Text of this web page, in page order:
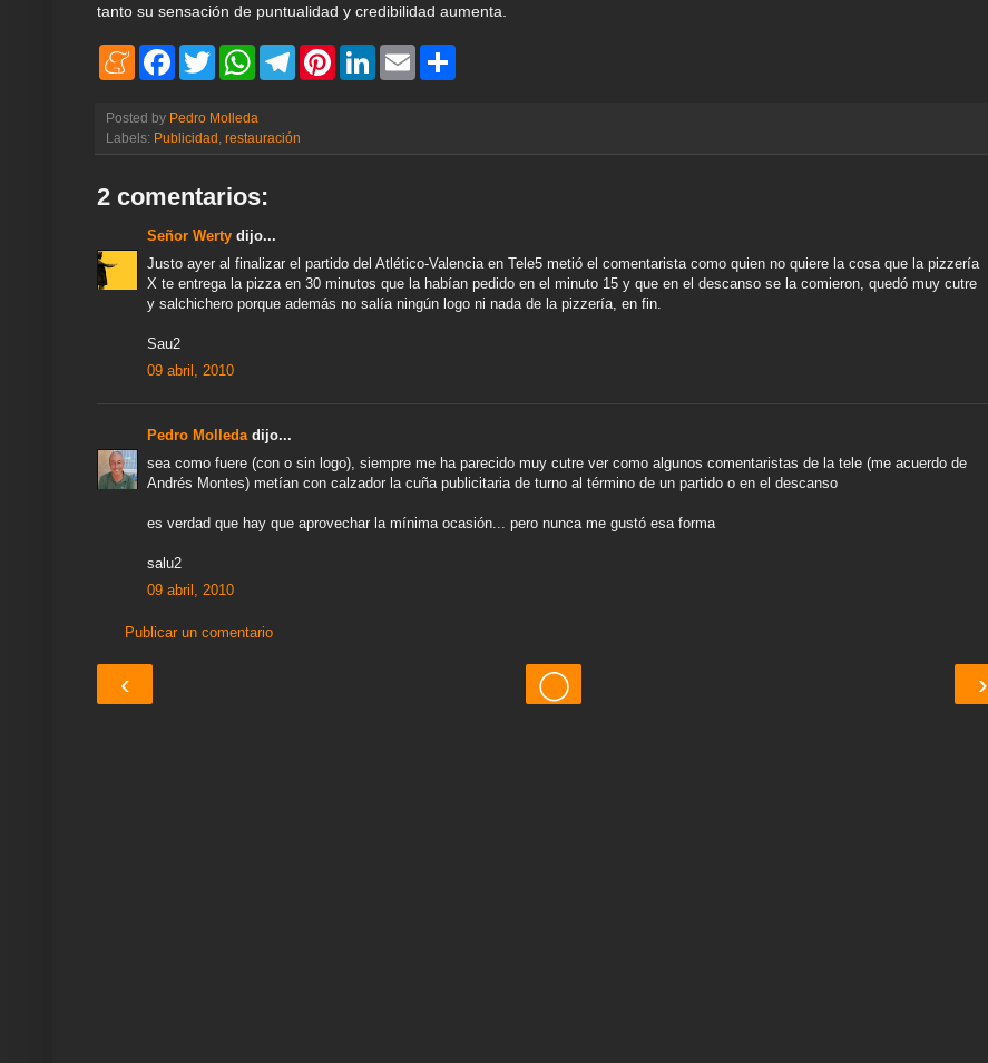
tanto su sensación de puntualidad y credibilidad aumenta.
M
a
m
e
F
b
o
o
T
w
t
e
r
W
s
A
p
T
r
a
P
e
L
I
E
Posted by Pedro Molleda
Labels: Publicidad restauración
2 comentarios:
Señor Werty dijo...
Justo ayer al finalizar el partido del Atlético-Valencia en Tele5 metió el comentarista como quien no quiere la cosa que la pizzería
X te entrega la pizza en 30 minutos que la habían pedido en el minuto 15 y que en el descanso se la comieron, quedó muy cutre
y salchichero porque además no salía ningún logo ni nada de la pizzería, en fin.
Sau2
09 abril, 2010
Pedro Molledadijo...
sea como fuere (con o sin logo), siempre me ha parecido muy cutre ver como algunos comentaristas de la tele (me acuerdo de
Andrés Montes) metían con calzador la cuña publicitaria de turno al término de un partido o en el descanso
es verdad que hay que aprovechar la mínima ocasión... pero nunca me gustó esa forma
salu2
09 abril, 2010
Publicar un comentario
‹ ›
◯